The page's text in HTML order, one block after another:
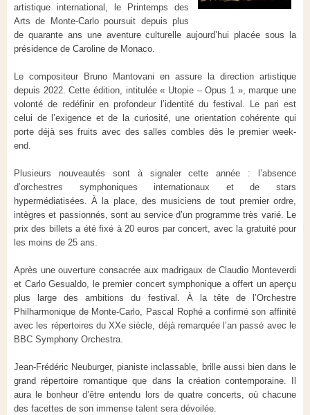
artistique international, le Printemps des
Arts de Monte-Carlo poursuit depuis plus
de quarante ans une aventure culturelle aujourd’hui placée sous la
présidence de Caroline de Monaco.
Le compositeur Bruno Mantovani en assure la direction artistique
depuis 2022. Cette édition, intitulée « Utopie – Opus 1 », marque une
volonté de redéfinir en profondeur l’identité du festival. Le pari est
celui de l’exigence et de la curiosité, une orientation cohérente qui
porte déjà ses fruits avec des salles combles dès le premier week-
end.
Plusieurs nouveautés sont à signaler cette année : l’absence
d’orchestres symphoniques internationaux et de stars
hypermédiatisées. À la place, des musiciens de tout premier ordre,
intègres et passionnés, sont au service d’un programme très varié. Le
prix des billets a été fixé à 20 euros par concert, avec la gratuité pour
les moins de 25 ans.
Après une ouverture consacrée aux madrigaux de Claudio Monteverdi
et Carlo Gesualdo, le premier concert symphonique a offert un aperçu
plus large des ambitions du festival. À la tête de l’Orchestre
Philharmonique de Monte-Carlo, Pascal Rophé a confirmé son affinité
avec les répertoires du XXe siècle, déjà remarquée l’an passé avec le
BBC Symphony Orchestra.
Jean-Frédéric Neuburger, pianiste inclassable, brille aussi bien dans le
grand répertoire romantique que dans la création contemporaine. Il
aura le bonheur d’être entendu lors de quatre concerts, où chacune
des facettes de son immense talent sera dévoilée.